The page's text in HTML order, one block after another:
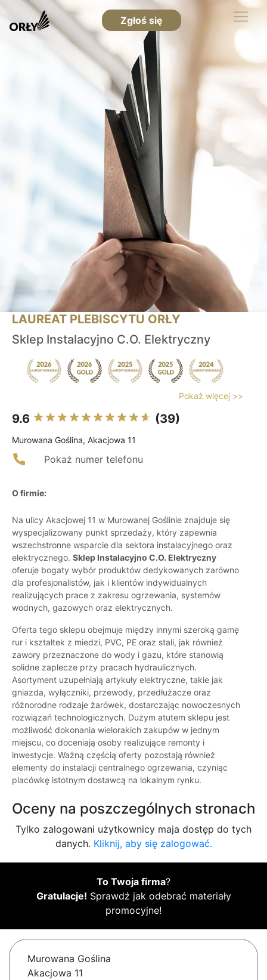
Zgłoś się
LAUREAT PLEBISCYTU ORŁY
Sklep Instalacyjno C.O. Elektryczny
Pokaż więcej >>
9.6 (39)
Murowana Goślina, Akacjowa 11
Pokaż numer telefonu
O firmie:
Na ulicy Akacjowej 11 w Murowanej Goślinie znajduje się
wyspecjalizowany punkt sprzedaży, który zapewnia
wszechstronne wsparcie dla sektora instalacyjnego oraz
elektrycznego. Sklep Instalacyjno C.O. Elektryczny
oferuje bogaty wybór produktów dedykowanych zarówno
dla profesjonalistów, jak i klientów indywidualnych
realizujących prace z zakresu ogrzewania, systemów
wodnych, gazowych oraz elektrycznych.
Oferta tego sklepu obejmuje między innymi szeroką gamę
rur i kształtek z miedzi, PVC, PE oraz stali, jak również
zawory przeznaczone do wody i gazu, które stanowią
solidne zaplecze przy pracach hydraulicznych.
Asortyment uzupełniają artykuły elektryczne, takie jak
gniazda, wyłączniki, przewody, przedłużacze oraz
różnorodne rodzaje żarówek, dostarczając nowoczesnych
rozwiązań technologicznych. Dużym atutem sklepu jest
możliwość dokonania wielorakich zakupów w jednym
miejscu, co doceniają osoby realizujące remonty i
inwestycje. Ważną częścią oferty pozostają również
elementy do instalacji centralnego ogrzewania, czyniąc
placówkę istotnym dostawcą na lokalnym rynku.
Oceny na poszczególnych stronach
Tylko zalogowani użytkownicy maja dostęp do tych
danych. Kliknij, aby się zalogować.
To Twoja firma?
Gratulacje! Sprawdź jak odebrać materiały
promocyjne!
Murowana Goślina
Akacjowa 11